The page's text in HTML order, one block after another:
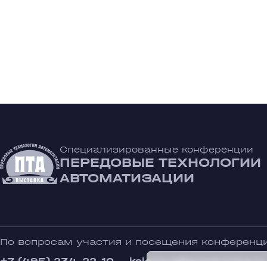
Специализированные конференции
ПЕРЕДОВЫЕ ТЕХНОЛОГИИ
АВТОМАТИЗАЦИИ
По вопросам участия и посещения